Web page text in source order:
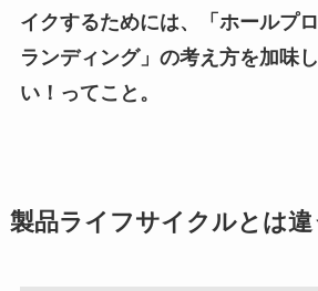
イクするためには、「ホールプ
ランディング」の考え方を加味
い！ってこと。
製品ライフサイクルとは違